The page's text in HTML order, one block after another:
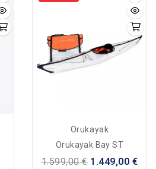
Orukayak
Orukayak Bay ST
1.599,00 € 1.449,00 €